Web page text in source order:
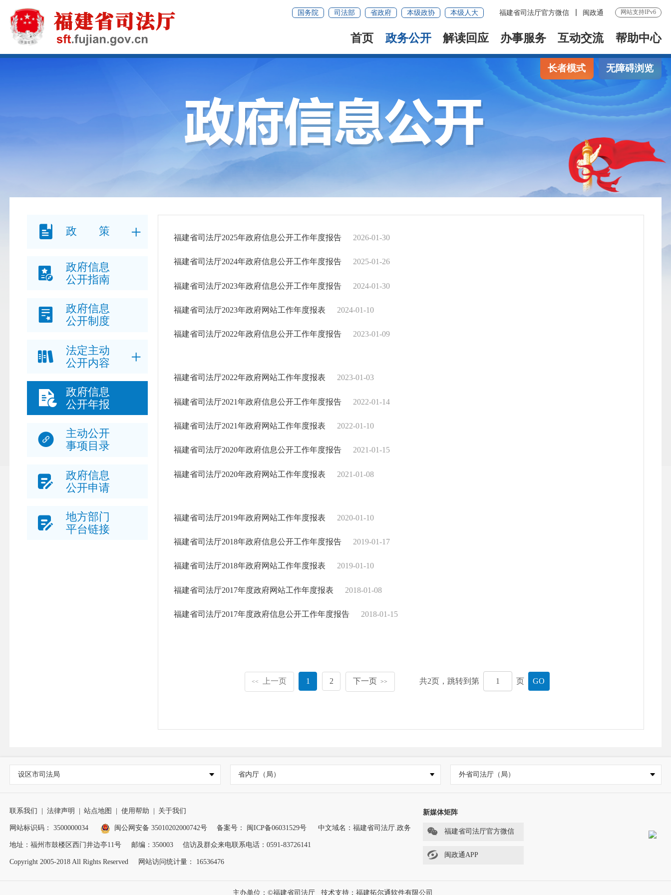
国务院 司法部 省政府 本级政协 本级人大 福建省司法厅官方微信 闽政通 网站支持IPv6
首页 政务公开 解读回应 办事服务 互动交流 帮助中心
长者模式 无障碍浏览
政 策
政府信息
公开指南
政府信息
公开制度
法定主动
公开内容
政府信息
公开年报
主动公开
事项目录
政府信息
公开申请
地方部门
平台链接
福建省司法厅2025年政府信息公开工作年度报告 2026-01-30
福建省司法厅2024年政府信息公开工作年度报告 2025-01-26
福建省司法厅2023年政府信息公开工作年度报告 2024-01-30
福建省司法厅2023年政府网站工作年度报表 2024-01-10
福建省司法厅2022年政府信息公开工作年度报告 2023-01-09
福建省司法厅2022年政府网站工作年度报表 2023-01-03
福建省司法厅2021年政府信息公开工作年度报告 2022-01-14
福建省司法厅2021年政府网站工作年度报表 2022-01-10
福建省司法厅2020年政府信息公开工作年度报告 2021-01-15
福建省司法厅2020年政府网站工作年度报表 2021-01-08
福建省司法厅2019年政府网站工作年度报表 2020-01-10
福建省司法厅2018年政府信息公开工作年度报告 2019-01-17
福建省司法厅2018年政府网站工作年度报表 2019-01-10
福建省司法厅2017年度政府网站工作年度报表 2018-01-08
福建省司法厅2017年度政府信息公开工作年度报告 2018-01-15
<< 上一页 1 2 下一页 >> 共2页，跳转到第 页 GO
设区市司法局 省内厅（局） 外省司法厅（局）
联系我们 法律声明 站点地图 使用帮助 关于我们
网站标识码： 3500000034 闽公网安备 35010202000742号 备案号： 闽ICP备06031529号 中文域名：福建省司法厅.政务
地址：福州市鼓楼区西门井边亭11号 邮编：350003 信访及群众来电联系电话：0591-83726141
Copyright 2005-2018 All Rights Reserved 网站访问统计量： 16536476
新媒体矩阵
福建省司法厅官方微信
闽政通APP
主办单位：©福建省司法厅 技术支持：福建拓尔通软件有限公司